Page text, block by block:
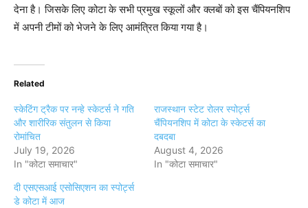
देना है। जिसके लिए कोटा के सभी प्रमुख स्कूलों और क्लबों को इस चैंपियनशिप
में अपनी टीमों को भेजने के लिए आमंत्रित किया गया है।
Related
स्केटिंग ट्रैक पर नन्हे स्केटर्स ने गति
और शारीरिक संतुलन से किया
रोमांचित
July 19, 2026
In "कोटा समाचार"
राजस्थान स्टेट रोलर स्पोर्ट्स
चैंपियनशिप में कोटा के स्केटर्स का
दबदबा
August 4, 2026
In "कोटा समाचार"
दी एसएसआई एसोसिएशन का स्पोर्ट्स
डे कोटा में आज